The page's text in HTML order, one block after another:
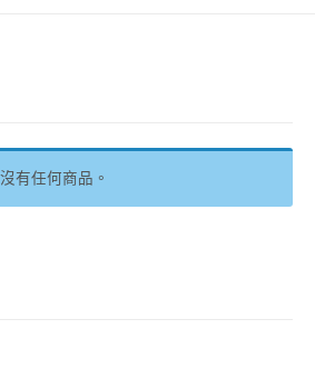
有任何商品。